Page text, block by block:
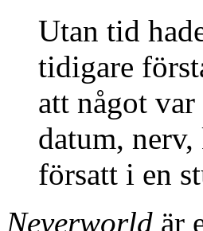
Utan tid
tidigare
att något
datum,
försatt i en
Neverworld är